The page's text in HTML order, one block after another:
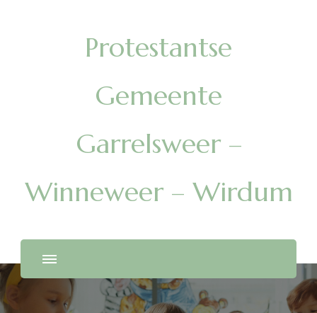
Protestantse
Gemeente
Garrelsweer –
Winneweer – Wirdum